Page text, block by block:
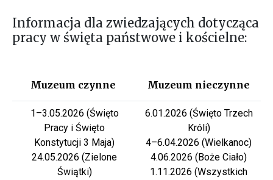
Informacja dla zwiedzających dotycząca
pracy w święta państwowe i kościelne:
Muzeum czynne Muzeum nieczynne
1–3.05.2026 (Święto
Pracy i Święto
Konstytucji 3 Maja)
24.05.2026 (Zielone
Świątki)
6.01.2026 (Święto Trzech
Króli)
4–6.04.2026 (Wielkanoc)
4.06.2026 (Boże Ciało)
1.11.2026 (Wszystkich